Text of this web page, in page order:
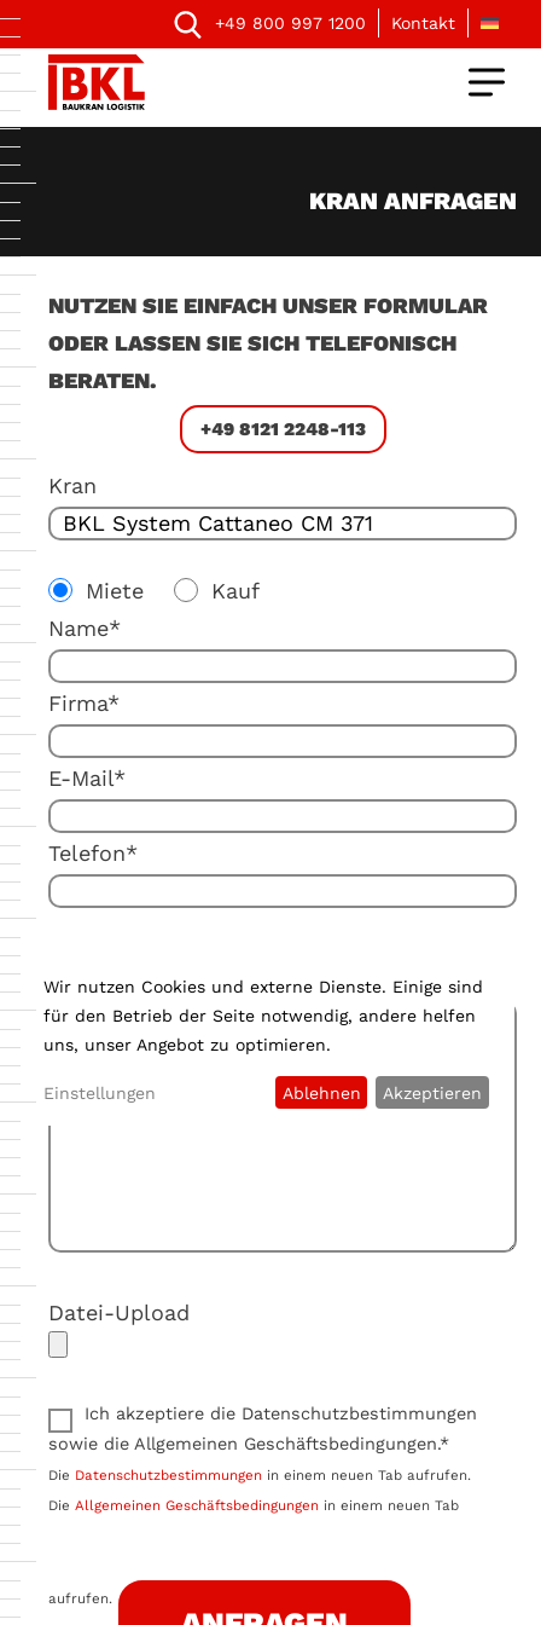
+49 800 997 1200 Kontakt
KRAN ANFRAGEN
NUTZEN SIE EINFACH UNSER FORMULAR
ODER LASSEN SIE SICH TELEFONISCH
BERATEN.
+49 8121 2248-113
Kran
Miete
Kauf
Name*
Firma*
E-Mail*
Telefon*
Ihre Anmerkung:
Datei-Upload
Ich akzeptiere die Datenschutzbestimmungen
sowie die Allgemeinen Geschäftsbedingungen.*
Die Datenschutzbestimmungen in einem neuen Tab aufrufen.
Die Allgemeinen Geschäftsbedingungen in einem neuen Tab
aufrufen.
Wir nutzen Cookies und externe Dienste. Einige sind
für den Betrieb der Seite notwendig, andere helfen
uns, unser Angebot zu optimieren.
Einstellungen Ablehnen Akzeptieren